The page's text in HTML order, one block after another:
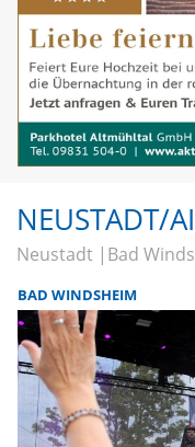
NEUSTADT/
Neustadt Bad
BAD WINDSHEIM